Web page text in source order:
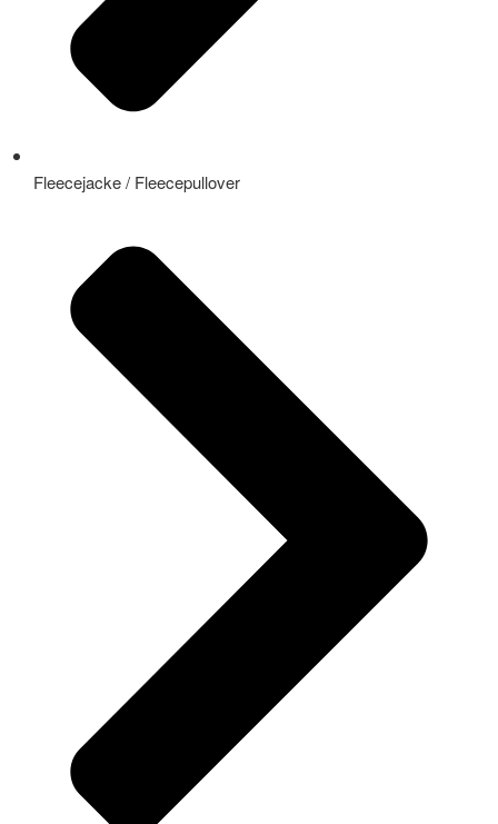
Fleecejacke / Fleecepullover